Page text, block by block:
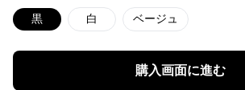
黒 白 ベージュ
購入画面に進む